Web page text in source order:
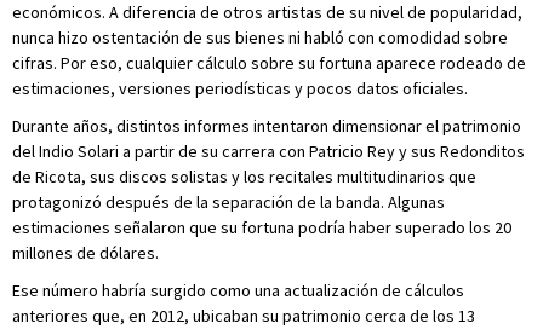
económicos. A diferencia de otros artistas de su nivel de popularidad,
nunca hizo ostentación de sus bienes ni habló con comodidad sobre
cifras. Por eso, cualquier cálculo sobre su fortuna aparece rodeado de
estimaciones, versiones periodísticas y pocos datos oficiales.
Durante años, distintos informes intentaron dimensionar el patrimonio
del Indio Solari a partir de su carrera con Patricio Rey y sus Redonditos
de Ricota, sus discos solistas y los recitales multitudinarios que
protagonizó después de la separación de la banda. Algunas
estimaciones señalaron que su fortuna podría haber superado los 20
millones de dólares.
Ese número habría surgido como una actualización de cálculos
anteriores que, en 2012, ubicaban su patrimonio cerca de los 13